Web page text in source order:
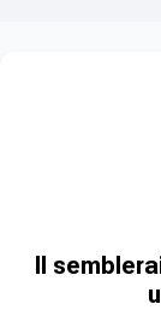
Vous ne
Vous ne
Nous
Il